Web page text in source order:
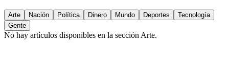
Arte Nación Política Dinero Mundo Deportes
Tecnología
Gente
No hay artículos disponibles en la sección Arte.